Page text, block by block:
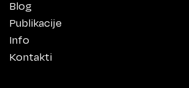
Blog
Publikacije
Info
Kontakti